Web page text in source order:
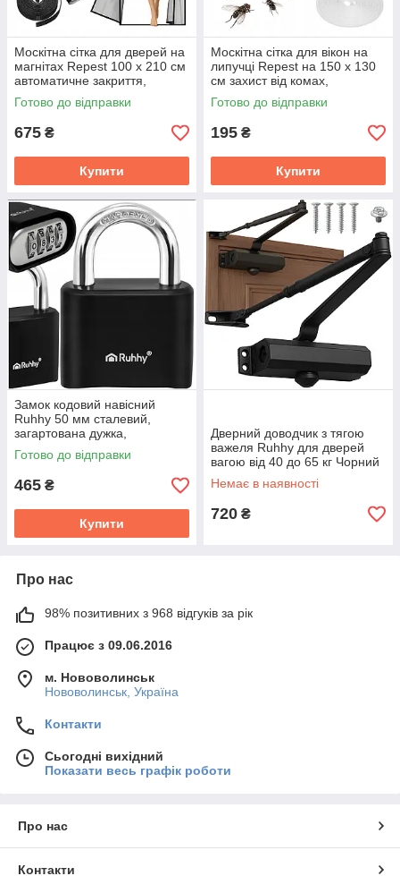
Москітна сітка для дверей на
магнітах Repest 100 x 210 см
автоматичне закриття,
монтаж без свердління,
посилена сітка (27688)
Готово до відправки
675 ₴
Купити
Москітна сітка для вікон на
липучці Repest на 150 x 130
см захист від комах,
можливість підрізування
(27405)
Готово до відправки
195 ₴
Купити
Замок кодовий навісний
Ruhhy 50 мм сталевий,
загартована дужка,
всепогодний 72 x 51.5 x 24
мм (27646)
Готово до відправки
465 ₴
Купити
Дверний доводчик з тягою
важеля Ruhhy для дверей
вагою від 40 до 65 кг Чорний
(26782)
Немає в наявності
720 ₴
Про нас
98% позитивних з 968 відгуків за рік
Працює з 09.06.2016
м. Нововолинськ
Нововолинськ, Україна
Контакти
Сьогодні вихідний
Показати весь графік роботи
Про нас
Контакти